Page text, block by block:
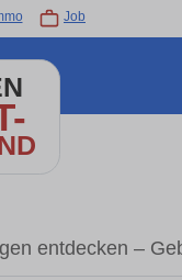
Job
entdecken –